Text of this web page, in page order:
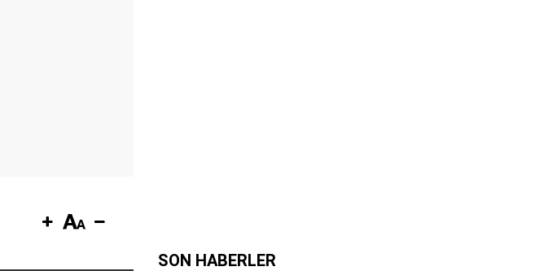
SON HABERLER